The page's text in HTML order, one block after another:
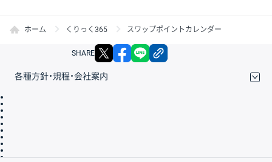
ホーム くりっく365 スワップポイントカレンダー
SHARE X facebook
各種方針・規程・会社案内
会社案内